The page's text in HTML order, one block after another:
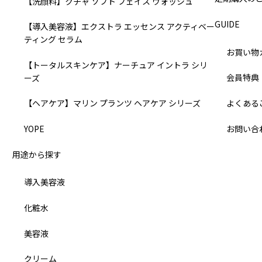
【導入美容液】エクストラ エッセンス アクティベー
ティング セラム
【トータルスキンケア】ナーチュア イントラ シリ
ーズ
【ヘアケア】マリン プランツ ヘアケア シリーズ
YOPE
用途から探す
導入美容液
化粧水
美容液
クリーム
GUIDE
お買い物
会員特典
よくある
お問い合